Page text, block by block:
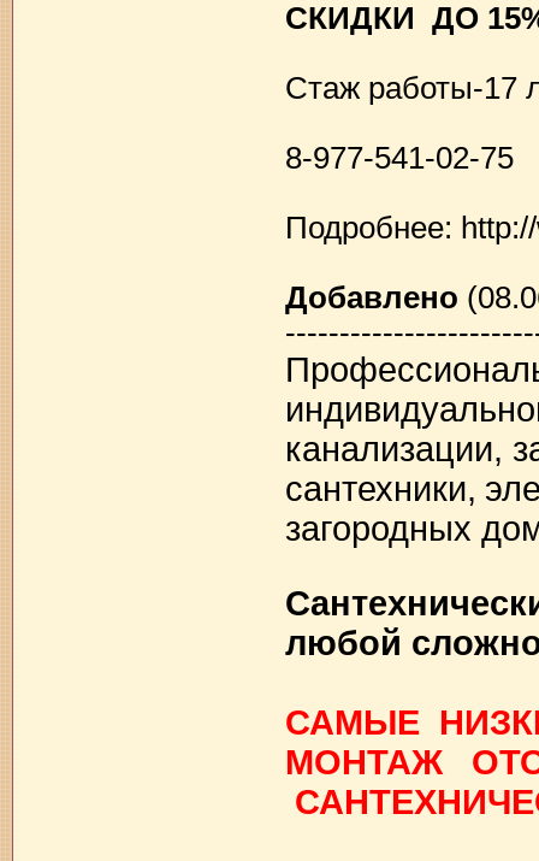
СКИДКИ ДО
Стаж работы-17
8-977-541-02-75
Подробнее:
Добавлено
канализации,
сантехники,
загородных
любой
САМЫЕ
МОНТАЖ